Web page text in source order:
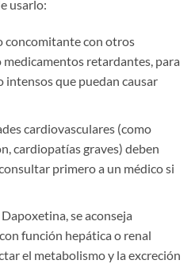
usarlo:
concomitante con otros
retardantes, para
intensos que puedan causar
cardiovasculares (como
cardiopatías graves) deben
primero a un médico si
se aconseja
función hepática o renal
el metabolismo y la excreción